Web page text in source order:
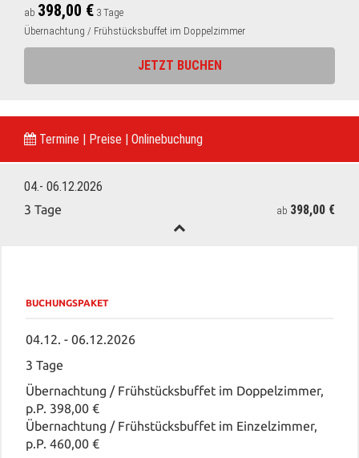
ab 398,00 € 3 Tage
Übernachtung / Frühstücksbuffet im Doppelzimmer
JETZT BUCHEN
Termine | Preise | Onlinebuchung
04.- 06.12.2026
3 Tage ab 398,00 €
BUCHUNGSPAKET
04.12. - 06.12.2026
3 Tage
Übernachtung / Frühstücksbuffet im Doppelzimmer,
p.P. 398,00 €
Übernachtung / Frühstücksbuffet im Einzelzimmer,
p.P. 460,00 €